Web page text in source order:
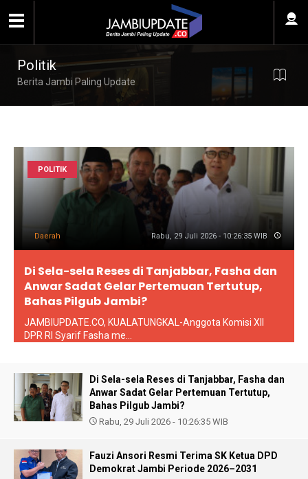
Politik
Berita Jambi Paling Update
POLITIK
Daerah Rabu, 29 Juli 2026 - 10:26:35 WIB
Di Sela-sela Reses di Tanjabbar, Fasha dan
Anwar Sadat Gelar Pertemuan Tertutup,
Bahas Pilgub Jambi?
JAMBIUPDATE.CO, KUALATUNGKAL-Anggota Komisi XII
DPR RI Syarif Fasha me...
Di Sela-sela Reses di Tanjabbar, Fasha dan
Anwar Sadat Gelar Pertemuan Tertutup,
Bahas Pilgub Jambi?
Rabu, 29 Juli 2026 - 10:26:35 WIB
Fauzi Ansori Resmi Terima SK Ketua DPD
Demokrat Jambi Periode 2026–2031